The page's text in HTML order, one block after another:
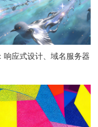
应式设计、域名服务器
总监